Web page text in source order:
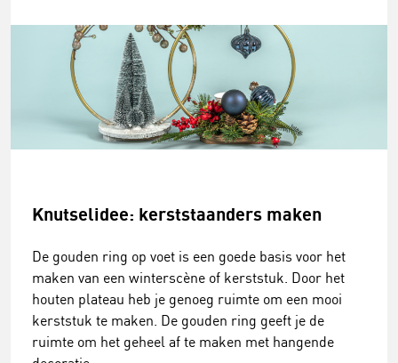
Knutselidee: kerststaanders maken
De gouden ring op voet is een goede basis voor het
maken van een winterscène of kerststuk. Door het
houten plateau heb je genoeg ruimte om een mooi
kerststuk te maken. De gouden ring geeft je de
ruimte om het geheel af te maken met hangende